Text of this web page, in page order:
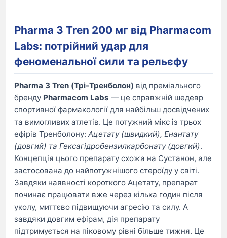
Pharma 3 Tren 200 мг від Pharmacom
Labs: потрійний удар для
феноменальної сили та рельєфу
Pharma 3 Tren (Трі-Тренболон) від преміального
бренду Pharmacom Labs — це справжній шедевр
спортивної фармакології для найбільш досвідчених
та вимогливих атлетів. Це потужний мікс із трьох
ефірів Тренболону: Ацетату (швидкий), Енантату
(довгий) та Гексагідробензилкарбонату (довгий).
Концепція цього препарату схожа на Сустанон, але
застосована до найпотужнішого стероїду у світі.
Завдяки наявності короткого Ацетату, препарат
починає працювати вже через кілька годин після
уколу, миттєво підвищуючи агресію та силу. А
завдяки довгим ефірам, дія препарату
підтримується на піковому рівні більше тижня. Це